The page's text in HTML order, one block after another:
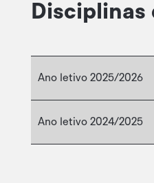
Disciplinas
Ano letivo 2025/2026
Ano letivo 2024/2025